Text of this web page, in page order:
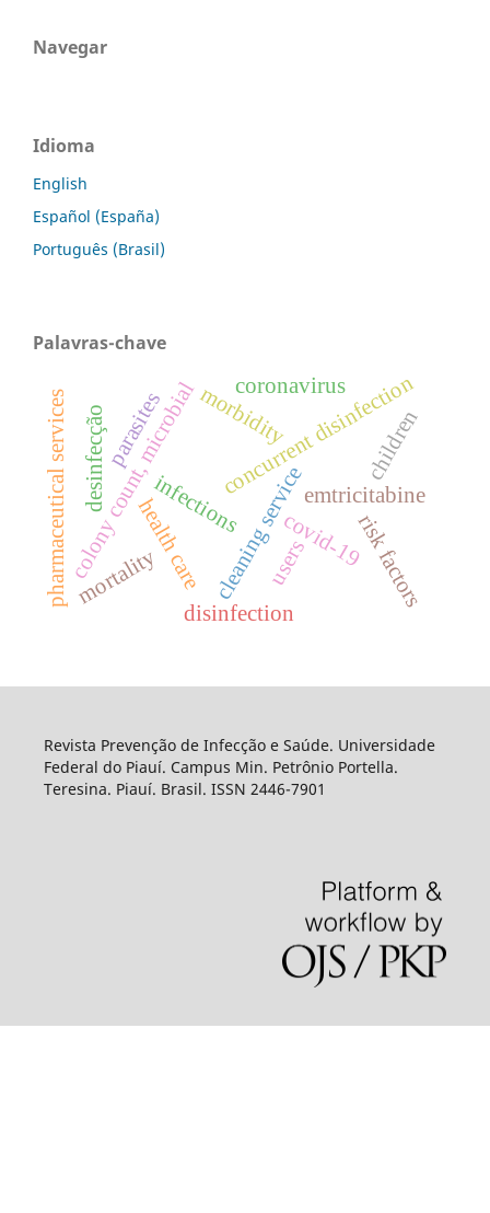
Navegar
Idioma
English
Español (España)
Português (Brasil)
Palavras-chave
covid-19
infections
concurrent disinfection
health carecleaning service
colony count, microbial
disinfection
emtricitabine
pharmaceutical services users
morbidity
mortality
desinfecção
risk factors
coronavirus
children
parasites
Revista Prevenção de Infecção e Saúde. Universidade
Federal do Piauí. Campus Min. Petrônio Portella.
Teresina. Piauí. Brasil. ISSN 2446-7901